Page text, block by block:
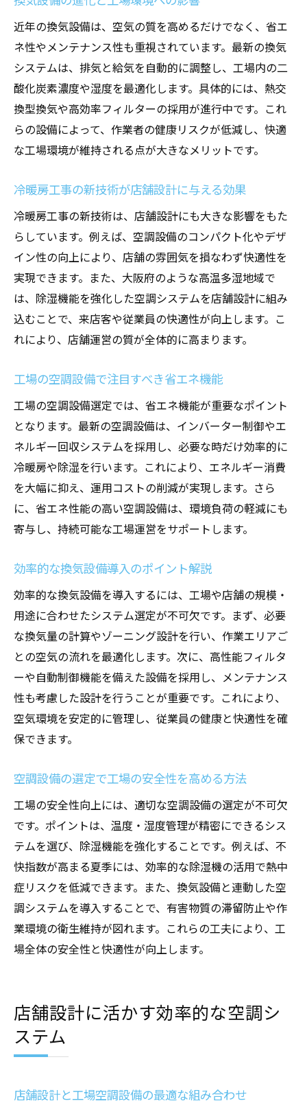
近年の換気設備は、空気の質を高めるだけでなく、省エ
ネ性やメンテナンス性も重視されています。最新の換気
システムは、排気と給気を自動的に調整し、工場内の二
酸化炭素濃度や湿度を最適化します。具体的には、熱交
換型換気や高効率フィルターの採用が進行中です。これ
らの設備によって、作業者の健康リスクが低減し、快適
な工場環境が維持される点が大きなメリットです。
冷暖房工事の新技術が店舗設計に与える効果
冷暖房工事の新技術は、店舗設計にも大きな影響をもた
らしています。例えば、空調設備のコンパクト化やデザ
イン性の向上により、店舗の雰囲気を損なわず快適性を
実現できます。また、大阪府のような高温多湿地域で
は、除湿機能を強化した空調システムを店舗設計に組み
込むことで、来店客や従業員の快適性が向上します。こ
れにより、店舗運営の質が全体的に高まります。
工場の空調設備で注目すべき省エネ機能
工場の空調設備選定では、省エネ機能が重要なポイント
となります。最新の空調設備は、インバーター制御やエ
ネルギー回収システムを採用し、必要な時だけ効率的に
冷暖房や除湿を行います。これにより、エネルギー消費
を大幅に抑え、運用コストの削減が実現します。さら
に、省エネ性能の高い空調設備は、環境負荷の軽減にも
寄与し、持続可能な工場運営をサポートします。
効率的な換気設備導入のポイント解説
効率的な換気設備を導入するには、工場や店舗の規模・
用途に合わせたシステム選定が不可欠です。まず、必要
な換気量の計算やゾーニング設計を行い、作業エリアご
との空気の流れを最適化します。次に、高性能フィルタ
ーや自動制御機能を備えた設備を採用し、メンテナンス
性も考慮した設計を行うことが重要です。これにより、
空気環境を安定的に管理し、従業員の健康と快適性を確
保できます。
空調設備の選定で工場の安全性を高める方法
工場の安全性向上には、適切な空調設備の選定が不可欠
です。ポイントは、温度・湿度管理が精密にできるシス
テムを選び、除湿機能を強化することです。例えば、不
快指数が高まる夏季には、効率的な除湿機の活用で熱中
症リスクを低減できます。また、換気設備と連動した空
調システムを導入することで、有害物質の滞留防止や作
業環境の衛生維持が図れます。これらの工夫により、工
場全体の安全性と快適性が向上します。
店舗設計に活かす効率的な空調シ
ステム
店舗設計と工場空調設備の最適な組み合わせ